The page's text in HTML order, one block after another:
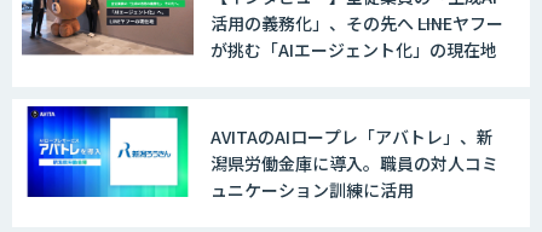
活用の義務化」、その先へ ――LINEヤフー
が挑む「AIエージェント化」の現在地
AVITAのAIロープレ「アバトレ」、新
潟県労働金庫に導入。職員の対人コミ
ュニケーション訓練に活用